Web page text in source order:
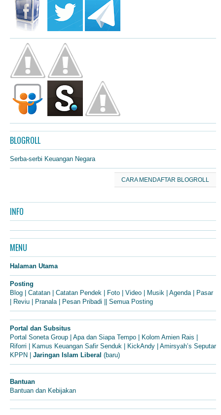
BLOGROLL
Serba-serbi Keuangan Negara
CARA MENDAFTAR BLOGROLL
INFO
MENU
Halaman Utama
Posting
Blog
Catatan Catatan Pendek Foto Video Musik Agenda|
Pasar
Reviu Pranala| Pesan Pribadi Semua Posting
Portal dan Subsitus
Portal Soneta Group
Apa dan Siapa Tempo Kolom Amien Rais
Riforri
Kamus Keuangan Safir Senduk KickAndy
Amirsyah’s Seputar
KPPN
Jaringan Islam Liberal (baru)
Bantuan
Bantuan dan Kebijakan